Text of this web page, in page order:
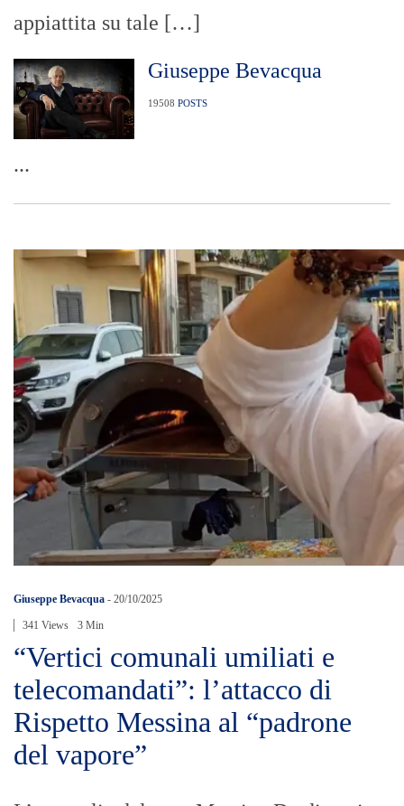
appiattita su tale […]
Giuseppe Bevacqua
19508 POSTS
...
Giuseppe Bevacqua - 20/10/2025
341 Views 3 Min
“Vertici comunali umiliati e
telecomandati”: l’attacco di
Rispetto Messina al “padrone
del vapore”